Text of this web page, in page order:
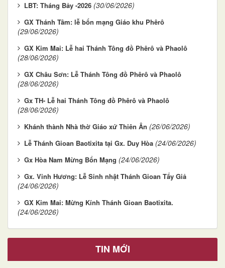
LBT: Tháng Bảy -2026 (30/06/2026)
GX Thánh Tâm: lễ bổn mạng Giáo khu Phêrô
(29/06/2026)
GX Kim Mai: Lễ hai Thánh Tông đồ Phêrô và Phaolô
(28/06/2026)
GX Châu Sơn: Lễ Thánh Tông đồ Phêrô và Phaolô
(28/06/2026)
Gx TH- Lễ hai Thánh Tông đồ Phêrô và Phaolô
(28/06/2026)
Khánh thành Nhà thờ Giáo xứ Thiên Ân (26/06/2026)
Lễ Thánh Gioan Baotixita tại Gx. Duy Hòa (24/06/2026)
Gx Hòa Nam Mừng Bổn Mạng (24/06/2026)
Gx. Vinh Hương: Lễ Sinh nhật Thánh Gioan Tẩy Giả
(24/06/2026)
GX Kim Mai: Mừng Kính Thánh Gioan Baotixita.
(24/06/2026)
TIN MỚI